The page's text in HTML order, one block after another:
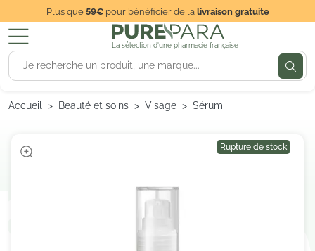
Plus que59€pour bénéficier de lalivraison gratuite
La sélection d'une pharmacie française
Accueil Beauté et soins Visage Sérum
Rupture de stock